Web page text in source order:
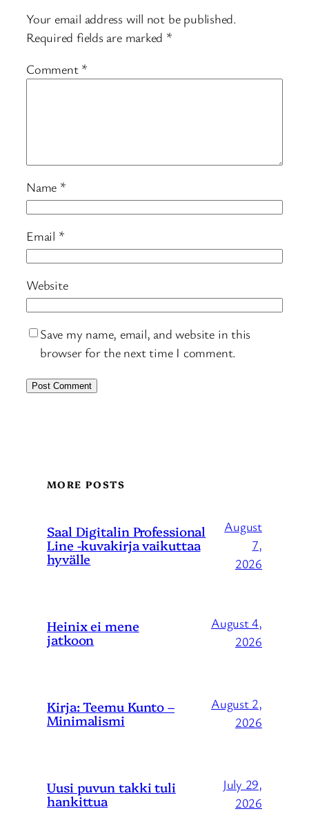
Your email address will not be published.
Required fields are marked *
Comment *
Name *
Email *
Website
Save my name, email, and website in this
browser for the next time I comment.
MORE POSTS
Saal Digitalin Professional
Line -kuvakirja vaikuttaa
hyvälle
August
7,
2026
Heinix ei mene
jatkoon
August 4,
2026
Kirja: Teemu Kunto –
Minimalismi
August 2,
2026
Uusi puvun takki tuli
hankittua
July 29,
2026